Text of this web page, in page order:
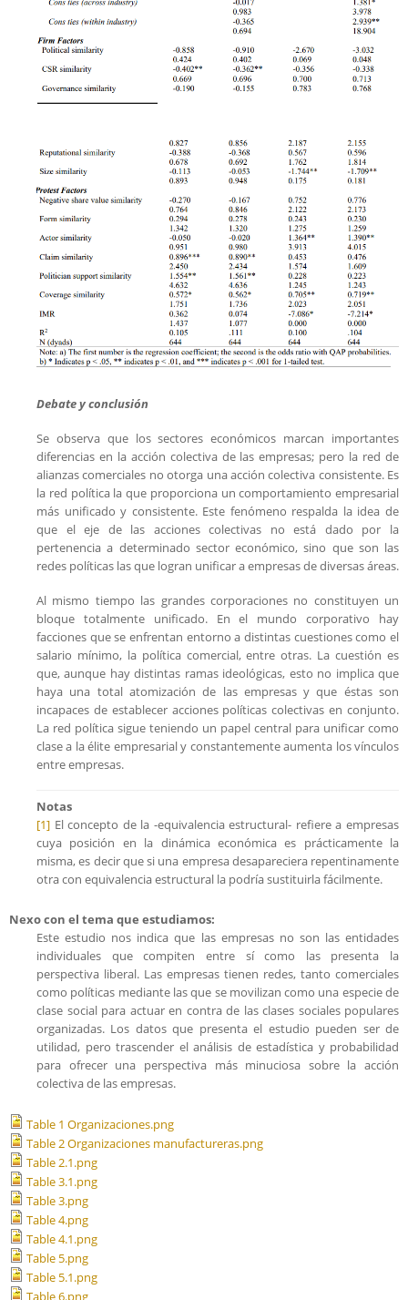
Debate y conclusión
Se observa que los sectores económicos marcan importantes
diferencias en la acción colectiva de las empresas; pero la red de
alianzas comerciales no otorga una acción colectiva consistente. Es
la red política la que proporciona un comportamiento empresarial
más unificado y consistente. Este fenómeno respalda la idea de
que el eje de las acciones colectivas no está dado por la
pertenencia a determinado sector económico, sino que son las
redes políticas las que logran unificar a empresas de diversas áreas.
Al mismo tiempo las grandes corporaciones no constituyen un
bloque totalmente unificado. En el mundo corporativo hay
facciones que se enfrentan entorno a distintas cuestiones como el
salario mínimo, la política comercial, entre otras. La cuestión es
que, aunque hay distintas ramas ideológicas, esto no implica que
haya una total atomización de las empresas y que éstas son
incapaces de establecer acciones políticas colectivas en conjunto.
La red política sigue teniendo un papel central para unificar como
clase a la élite empresarial y constantemente aumenta los vínculos
entre empresas.
Notas
[1] El concepto de la -equivalencia estructural- refiere a empresas
cuya posición en la dinámica económica es prácticamente la
misma, es decir que si una empresa desapareciera repentinamente
otra con equivalencia estructural la podría sustituirla fácilmente.
Nexo con el tema que estudiamos:
Este estudio nos indica que las empresas no son las entidades
individuales que compiten entre sí como las presenta la
perspectiva liberal. Las empresas tienen redes, tanto comerciales
como políticas mediante las que se movilizan como una especie de
clase social para actuar en contra de las clases sociales populares
organizadas. Los datos que presenta el estudio pueden ser de
utilidad, pero trascender el análisis de estadística y probabilidad
para ofrecer una perspectiva más minuciosa sobre la acción
colectiva de las empresas.
Table 1 Organizaciones.png
Table 2 Organizaciones manufactureras.png
Table 2.1.png
Table 3.1.png
Table 3.png
Table 4.png
Table 4.1.png
Table 5.png
Table 5.1.png
Table 6.png